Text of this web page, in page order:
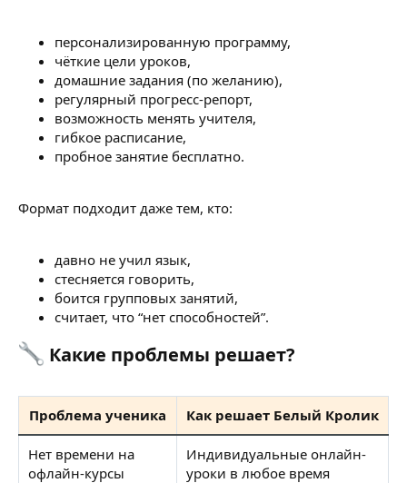
персонализированную программу,
чёткие цели уроков,
домашние задания (по желанию),
регулярный прогресс-репорт,
возможность менять учителя,
гибкое расписание,
пробное занятие бесплатно.
Формат подходит даже тем, кто:
давно не учил язык,
стесняется говорить,
боится групповых занятий,
считает, что “нет способностей”.
Какие проблемы решает?​
Проблема ученика Как решает Белый Кролик
Нет времени на
офлайн-курсы
Индивидуальные онлайн-
уроки в любое время